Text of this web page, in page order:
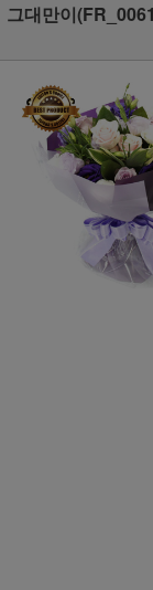
그대만이